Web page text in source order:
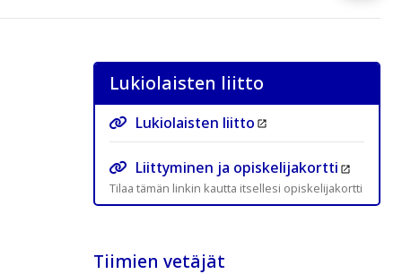
Lukiolaisten liitto
Lukiolaisten liitto
Liittyminen ja opiskelijakortti
Tilaa tämän linkin kautta itsellesi opiskelijakortti
Tiimien vetäjät